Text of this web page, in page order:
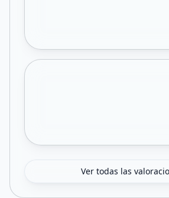
Ver todas las